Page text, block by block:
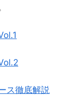
柄パフォー
ス徹底解説